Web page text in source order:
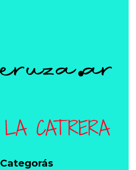
Categorás